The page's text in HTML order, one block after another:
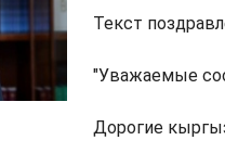
Текст
"Уважаемые
Дорогие